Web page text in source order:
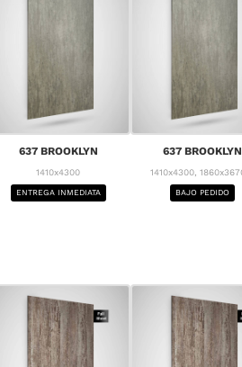
637 BROOKLYN
1410x4300
ENTREGA INMEDIATA
637 BROOKLYN
1410x4300,
BAJO PEDIDO